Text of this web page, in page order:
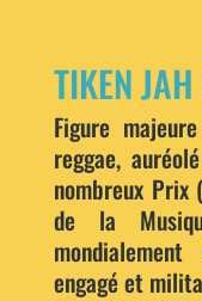
TIKEN JAH
Figure
reggae,
nombreux Prix
de la
engagé et